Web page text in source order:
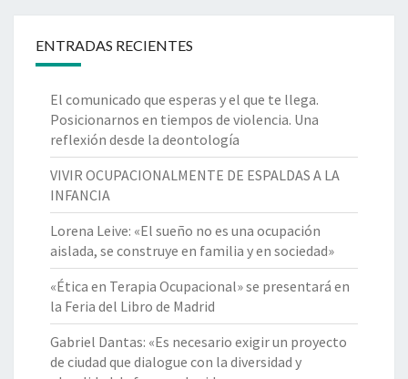
ENTRADAS RECIENTES
El comunicado que esperas y el que te llega.
Posicionarnos en tiempos de violencia. Una
reflexión desde la deontología
VIVIR OCUPACIONALMENTE DE ESPALDAS A LA
INFANCIA
Lorena Leive: «El sueño no es una ocupación
aislada, se construye en familia y en sociedad»
«Ética en Terapia Ocupacional» se presentará en
la Feria del Libro de Madrid
Gabriel Dantas: «Es necesario exigir un proyecto
de ciudad que dialogue con la diversidad y